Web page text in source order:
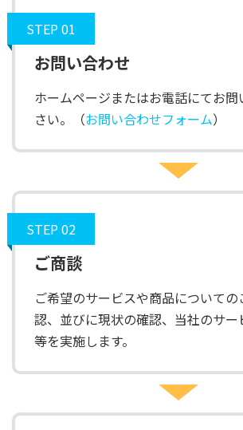
STEP 01
お問い合わせ
ホームページまたはお電話にてお問
さい。（お問い合わせフォーム）
STEP 02
ご商談
ご希望のサービスや商品について
認、並びに現状の確認、当社のサ
等を実施します。